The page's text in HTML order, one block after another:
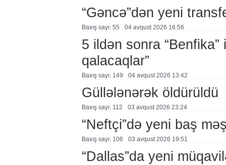
“Gəncə”dən yeni
Baxış sayı: 55 04 avqust 2026 16:56
5 ildən sonra
qalacaqlar”
Baxış sayı: 149 04 avqust 2026 13:42
Güllələnərək öldürüldü
Baxış sayı: 112 03 avqust 2026 23:24
“Neftçi”də yeni baş
Baxış sayı: 106 03 avqust 2026 19:51
“Dallas”da yeni